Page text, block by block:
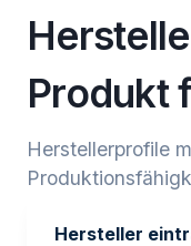
Produkt
Herstellerprofile
Hersteller